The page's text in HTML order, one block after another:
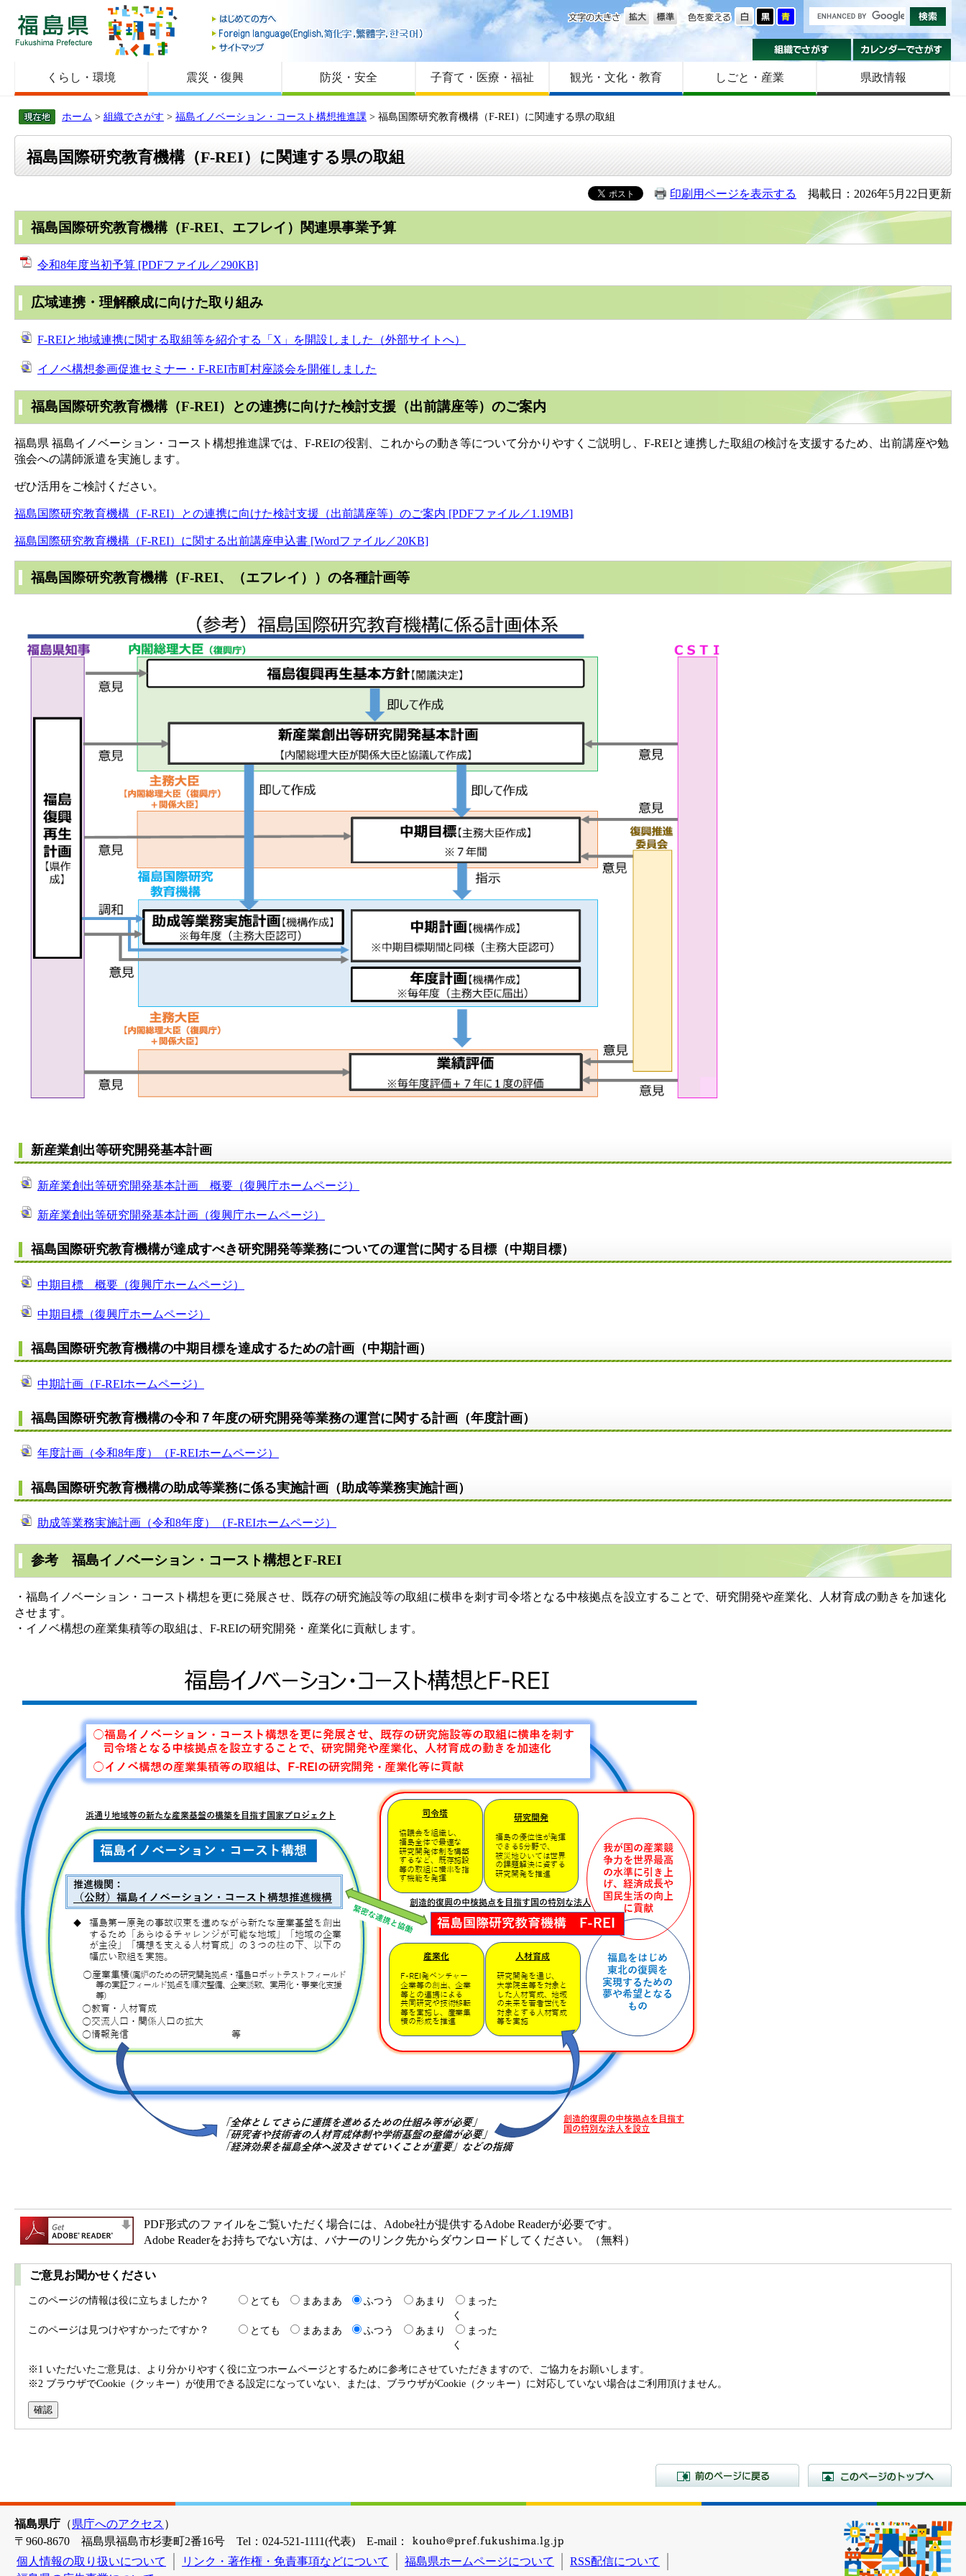
福島県
はじめての方へ
Foreign language
サイトマップ
色を変える
文字の大きさ
組織でさがす
くらし・環境 震災・復興 防災・安全 子育て・医療・福祉 観光・文化・教育 しごと・産業 県政情報
ホーム > 組織でさがす > 福島イノベーション・コースト構想推進課 > 福島国際研究教育機構（F-REI）に関連する県の取組
福島国際研究教育機構（F-REI）に関連する県の取組
印刷用ページを表示する 掲載日：2026年5月22日更新
福島国際研究教育機構（F-REI、エフレイ）関連県事業予算
令和8年度当初予算 [PDFファイル／290KB]
広域連携・理解醸成に向けた取り組み
F-REIと地域連携に関する取組等を紹介する「X」を開設しました（外部サイトへ）
イノベ構想参画促進セミナー・F-REI市町村座談会を開催しました
福島国際研究教育機構（F-REI）との連携に向けた検討支援（出前講座等）のご案内
福島県 福島イノベーション・コースト構想推進課では、F-REIの役割、これからの動き等について分かりやすくご説明し、F-REIと連携した取組の検討を支援するため、出前講座や勉
強会への講師派遣を実施します。
ぜひ活用をご検討ください。
福島国際研究教育機構（F-REI）との連携に向けた検討支援（出前講座等）のご案内 [PDFファイル／1.19MB]
福島国際研究教育機構（F-REI）に関する出前講座申込書 [Wordファイル／20KB]
福島国際研究教育機構（F-REI、（エフレイ））の各種計画等
新産業創出等研究開発基本計画
新産業創出等研究開発基本計画 概要（復興庁ホームページ）
新産業創出等研究開発基本計画（復興庁ホームページ）
福島国際研究教育機構が達成すべき研究開発等業務についての運営に関する目標（中期目標）
中期目標 概要（復興庁ホームページ）
中期目標（復興庁ホームページ）
福島国際研究教育機構の中期目標を達成するための計画（中期計画）
中期計画（F-REIホームページ）
福島国際研究教育機構の令和７年度の研究開発等業務の運営に関する計画（年度計画）
年度計画（令和8年度）（F-REIホームページ）
福島国際研究教育機構の助成等業務に係る実施計画（助成等業務実施計画）
助成等業務実施計画（令和8年度）（F-REIホームページ）
参考 福島イノベーション・コースト構想とF-REI
・福島イノベーション・コースト構想を更に発展させ、既存の研究施設等の取組に横串を刺す司令塔となる中核拠点を設立することで、研究開発や産業化、人材育成の動きを加速化
させます。
・イノベ構想の産業集積等の取組は、F-REIの研究開発・産業化に貢献します。
PDF形式のファイルをご覧いただく場合には、Adobe社が提供するAdobe Readerが必要です。
Adobe Readerをお持ちでない方は、バナーのリンク先からダウンロードしてください。（無料）
ご意見お聞かせください
このページの情報は役に立ちましたか？ とても まあまあ ふつう あまり
まった
く
このページは見つけやすかったですか？
とても まあまあ ふつう あまり
まった
く
※1 いただいたご意見は、より分かりやすく役に立つホームページとするために参考にさせていただきますので、ご協力をお願いします。
※2 ブラウザでCookie（クッキー）が使用できる設定になっていない、または、ブラウザがCookie（クッキー）に対応していない場合はご利用頂けません。
前のページに戻る
福島県庁 （県庁へのアクセス ）
〒960-8670 福島県福島市杉妻町2番16号 Tel：024-521-1111(代表) E-mail：
個人情報の取り扱いについて
リンク・著作権・免責事項などについて 福島県ホームページについて
RSS配信について